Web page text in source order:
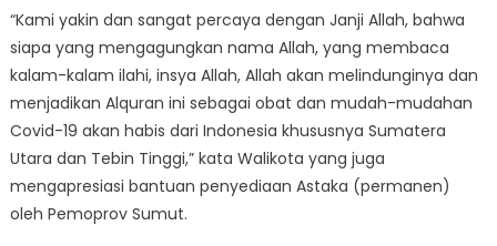
“Kami yakin dan sangat percaya dengan Janji Allah, bahwa
siapa yang mengagungkan nama Allah, yang membaca
kalam-kalam ilahi, insya Allah, Allah akan melindunginya dan
menjadikan Alquran ini sebagai obat dan mudah-mudahan
Covid-19 akan habis dari Indonesia khususnya Sumatera
Utara dan Tebin Tinggi,” kata Walikota yang juga
mengapresiasi bantuan penyediaan Astaka (permanen)
oleh Pemoprov Sumut.